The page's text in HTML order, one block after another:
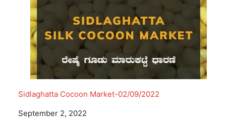
Sidlaghatta Cocoon Market-02/09/2022
Date
September 2, 2022